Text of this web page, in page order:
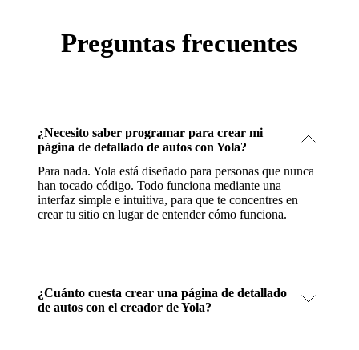
Preguntas frecuentes
¿Necesito saber programar para crear mi
página de detallado de autos con Yola?
Para nada. Yola está diseñado para personas que nunca
han tocado código. Todo funciona mediante una
interfaz simple e intuitiva, para que te concentres en
crear tu sitio en lugar de entender cómo funciona.
¿Cuánto cuesta crear una página de detallado
de autos con el creador de Yola?